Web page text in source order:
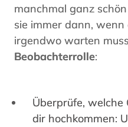
manchmal ganz
sie immer dann, wenn
irgendwo warten
Beobachterrolle:
Überprüfe, welche
dir hochkommen: